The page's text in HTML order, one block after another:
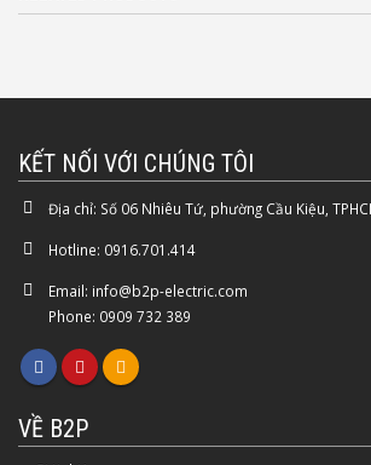
KẾT NỐI VỚI CHÚNG TÔI
Địa chỉ: Số 06 Nhiêu Tứ, phường Cầu Kiệu,
Hotline: 0916.701.414
Email: info@b2p-electric.com
Phone: 0909 732 389
VỀ B2P